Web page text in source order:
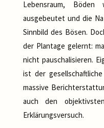
Lebensraum, Böden
ausgebeutet und die
Sinnbild des Bösen.
der Plantage gelernt:
nicht pauschalisieren.
ist der
massive
auch den
Erklärungsversuch.